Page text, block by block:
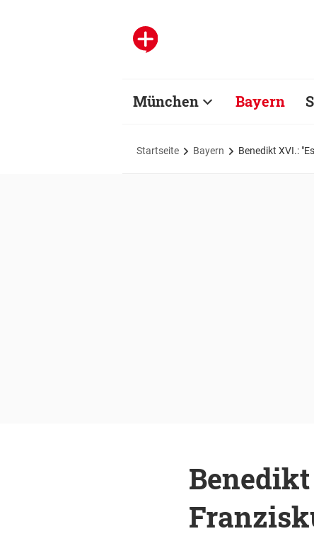
München Bayern
Startseite Bayern Benedikt XVI.: